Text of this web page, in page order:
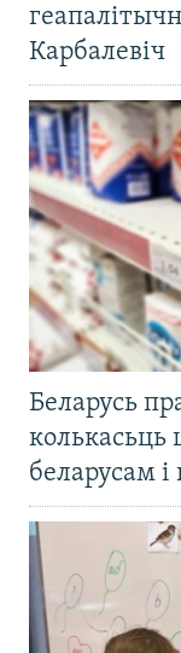
Карбалевіч
Беларусь
колькасьць
беларусам